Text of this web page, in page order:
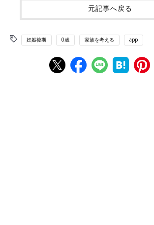
元記事へ戻る
妊娠後期 0歳 家族を考える app